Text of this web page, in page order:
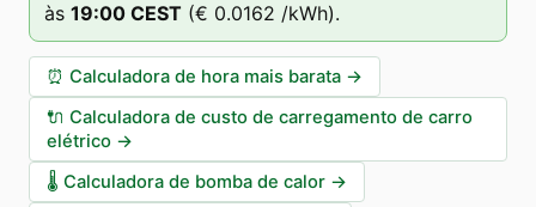
às 19:00 CEST (€ 0.0162 /kWh).
⏰ Calculadora de hora mais barata →
🔌 Calculadora de custo de carregamento de carro
elétrico →
🌡️ Calculadora de bomba de calor →